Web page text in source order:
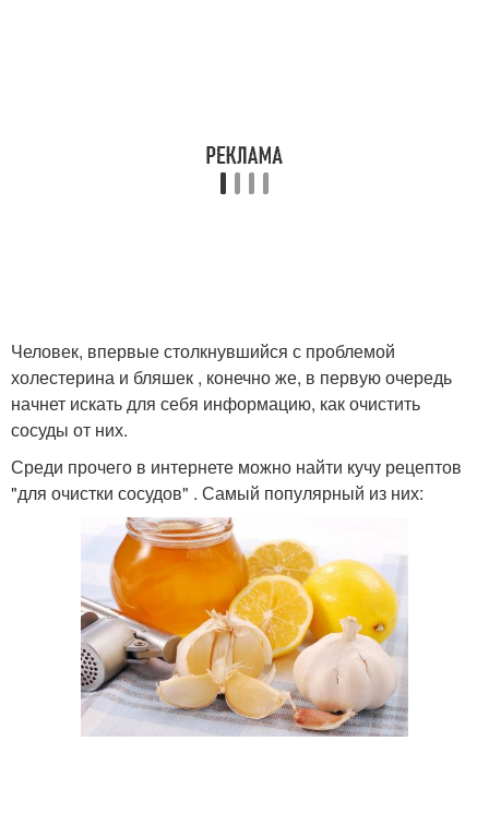
Человек, впервые столкнувшийся с проблемой
холестерина и бляшек , конечно же, в первую очередь
начнет искать для себя информацию, как очистить
сосуды от них.
Среди прочего в интернете можно найти кучу рецептов
"для очистки сосудов" . Самый популярный из них: